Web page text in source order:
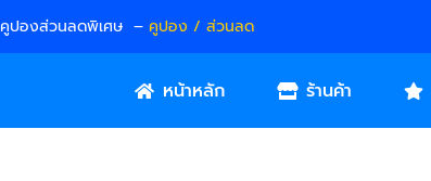
คูปองส่วนลดพิเศษ –คูปอง / ส่วนลด
หน้าหลัก ร้านค้า